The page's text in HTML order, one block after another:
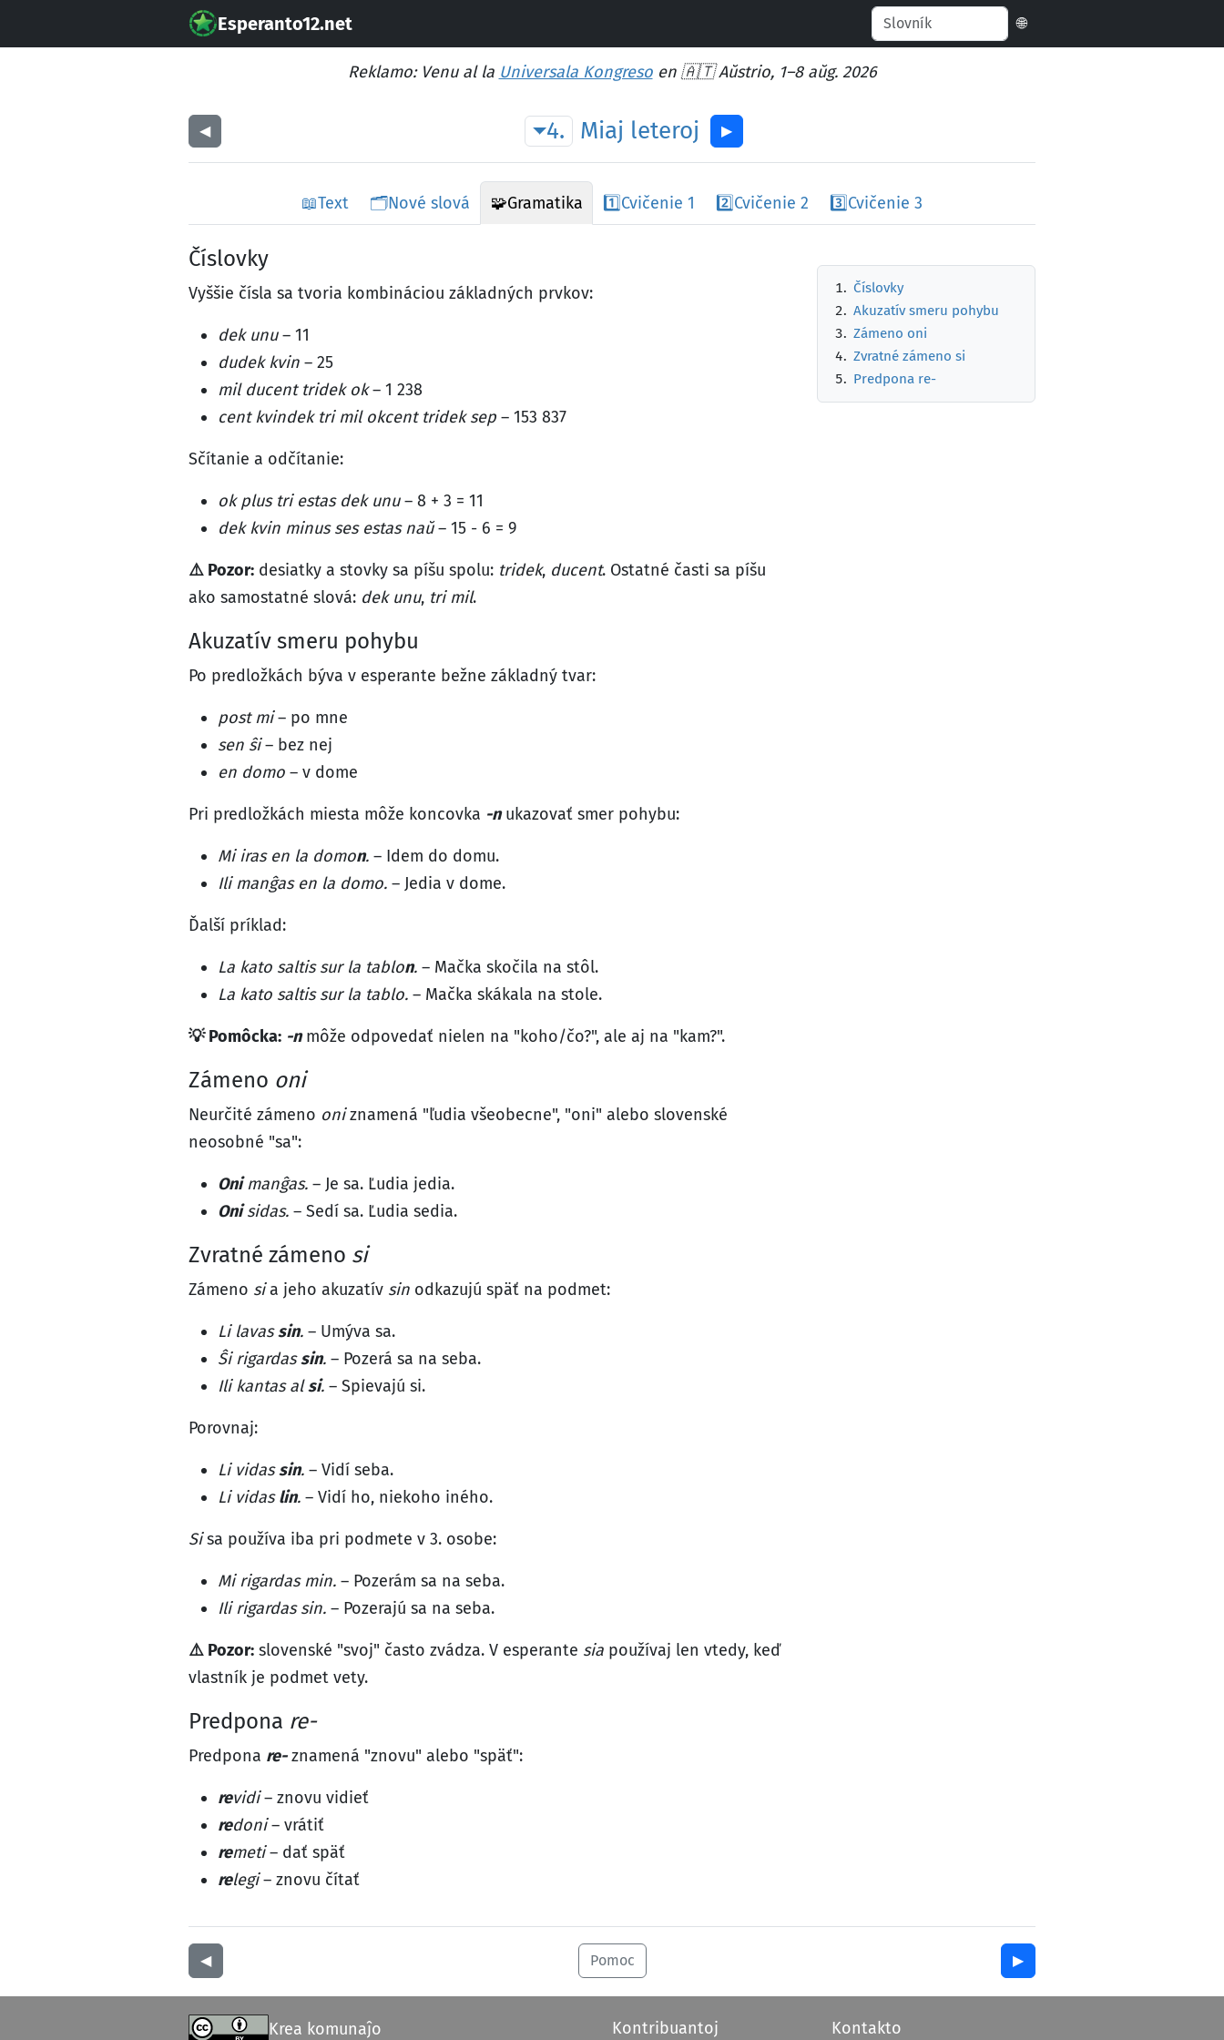
Esperanto12.net 🌐
Reklamo: Venu al la Universala Kongresoen 🇦🇹 Aŭstrio, 1–8 aŭg. 2026
◀︎ 4. Miaj leteroj ▶︎
📖Text 🗂️Nové slová 🧩Gramatika 1️⃣Cvičenie 1 2️⃣Cvičenie 2 3️⃣Cvičenie 3
Číslovky
Akuzatív smeru pohybu
Zámeno oni
Zvratné zámeno si
Predpona re-
Číslovky
Vyššie čísla sa tvoria kombináciou základných prvkov:
dek unu– 11
dudek kvin – 25
mil ducent tridek ok– 1 238
cent kvindek tri mil okcent tridek sep – 153 837
Sčítanie a odčítanie:
ok plus tri estas dek unu– 8 + 3 = 11
dek kvin minus ses estas naŭ– 15 - 6 = 9
⚠️ Pozor: desiatky a stovky sa píšu spolu: tridek, ducent. Ostatné časti sa píšu
ako samostatné slová: dek unu, tri mil.
Akuzatív smeru pohybu
Po predložkách býva v esperante bežne základný tvar:
post mi– po mne
sen ŝi– bez nej
en domo – v dome
Pri predložkách miesta môže koncovka -nukazovať smer pohybu:
Mi iras en la domon. – Idem do domu.
Ili manĝas en la domo. – Jedia v dome.
Ďalší príklad:
La kato saltis sur la tablon. – Mačka skočila na stôl.
La kato saltis sur la tablo. – Mačka skákala na stole.
💡 Pomôcka: -nmôže odpovedať nielen na "koho/čo?", ale aj na "kam?".
Zámeno oni
Neurčité zámeno oniznamená "ľudia všeobecne", "oni" alebo slovenské
neosobné "sa":
Onimanĝas. – Je sa. Ľudia jedia.
Onisidas. – Sedí sa. Ľudia sedia.
Zvratné zámeno si
Zámeno sia jeho akuzatív sin odkazujú späť na podmet:
Li lavassin. – Umýva sa.
Ŝi rigardassin. – Pozerá sa na seba.
Ili kantas alsi. – Spievajú si.
Porovnaj:
Li vidassin. – Vidí seba.
Li vidaslin. – Vidí ho, niekoho iného.
Sisa používa iba pri podmete v 3. osobe:
Mi rigardas min. – Pozerám sa na seba.
Ili rigardas sin. – Pozerajú sa na seba.
⚠️ Pozor: slovenské "svoj" často zvádza. V esperante sia používaj len vtedy, keď
vlastník je podmet vety.
Predpona re-
Predpona re-znamená "znovu" alebo "späť":
revidi– znovu vidieť
redoni– vrátiť
remeti– dať späť
relegi– znovu čítať
◀︎ Pomoc ▶︎
Krea komunaĵo Kontribuantoj Kontakto